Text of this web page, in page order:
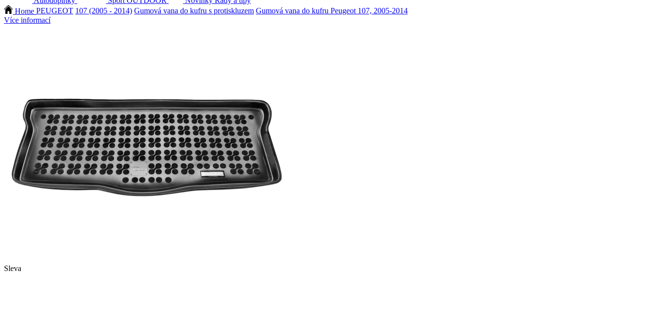
Home PEUGEOT 107 (2005 - 2014) Gumová vana do kufru s protiskluzem Gumová vana do kufru Peugeot 107, 2005-2014
Více informací
Sleva